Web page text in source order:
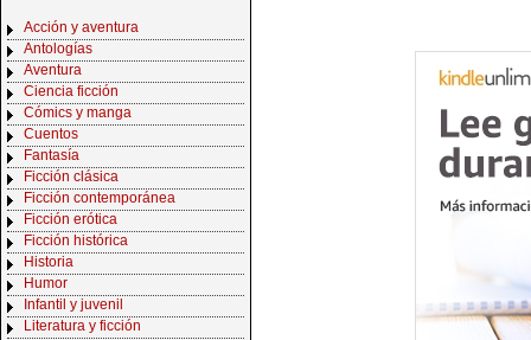
Acción y aventura
Antologías
Aventura
Ciencia ficción
Cómics y manga
Cuentos
Fantasía
Ficción clásica
Ficción contemporánea
Ficción erótica
Ficción histórica
Historia
Humor
Infantil y juvenil
Literatura y ficción